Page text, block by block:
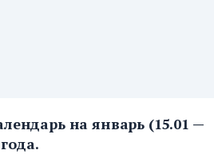
на январь (15.01 —